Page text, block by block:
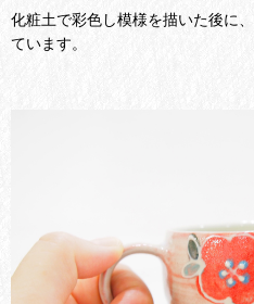
化粧土で彩色し模様を描いた後に
ています。